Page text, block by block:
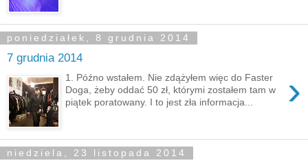
poniedziałek, 8 grudnia 2014
7 grudnia 2014
›
1. Późno wstałem. Nie zdążyłem więc do Faster
Doga, żeby oddać 50 zł, którymi zostałem tam w
piątek poratowany. I to jest zła informacja...
niedziela, 23 listopada 2014